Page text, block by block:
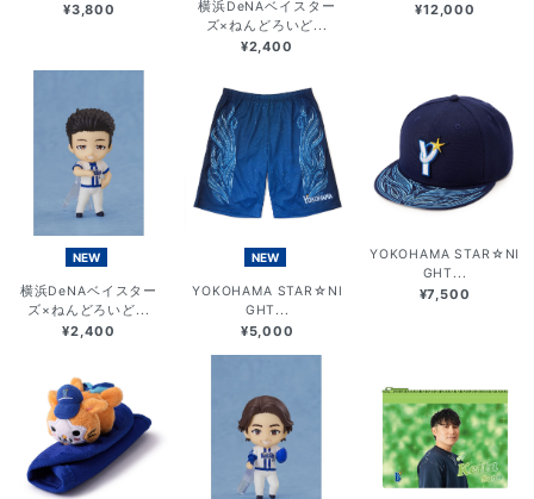
¥3,800
横浜DeNAベイスター
ズ×ねんどろいど...
¥2,400
¥12,000
NEW
横浜DeNAベイスター
ズ×ねんどろいど...
¥2,400
NEW
YOKOHAMA STAR☆NI
GHT...
¥5,000
YOKOHAMA STAR☆NI
GHT...
¥7,500